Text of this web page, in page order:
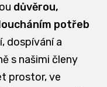
důvěrou,
potřeb
dospívání a
s našimi členy
prostor, ve